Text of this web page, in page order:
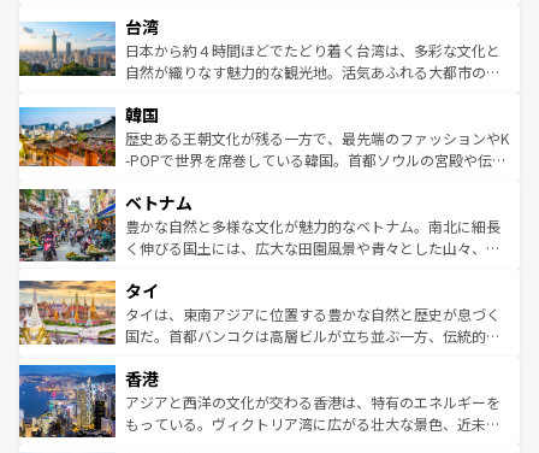
ならではの贅沢な旅のスタイルだ。 なお、新着のアメリカ
情報はコンテンツ一覧を参照してほしい。
れるおもてなしの心で訪れる人々を迎えてくれるハワイの
人々、おいしいローカルフードやハワイアンミュージッ
ク、伝統的なフラダンスなど、すべてがハワイの魅力を彩
ワイを、存分に味わってほしい。 なお、新着のハワイ情報
はコンテンツ一覧を参照してほしい。
リアリーフや大陸中央部にそびえるウルル（エアーズロッ
ク）、タスマニアの美しい原生林やケアンズの熱帯雨林な
ど、見どころがたくさん。また、カフェやワイン、オージ
いる。アクティビティも充実しており、サーフィンやダイ
ビング、ハイキングなど、アウトドア好きにはたまらな
い。オーストラリアの多彩な魅力を存分に味わいつくそ
参照してほしい。
台湾
日本から約４時間ほどでたどり着く台湾は、多彩な文化と
自然が織りなす魅力的な観光地。活気あふれる大都市の台
ン）、静ひつな山岳地帯である台湾東部など、都市の喧騒
と山間の静けさが共存しており、訪れる人に新しい発見と
驚きをもたらしてくれる。また、奥深い台湾の食文化も魅
容にもいいと評判のスイーツなど、バラエティ豊かな料理
が味わえる。 なお、新着の台湾情報は コンテンツ一覧を参
照してほしい。
韓国
歴史ある王朝文化が残る一方で、最先端のファッションやK
-POPで世界を席巻している韓国。首都ソウルの宮殿や伝統
き、地方に足を延ばせば四季折々の自然美を楽しむことが
できる。そして、キムチや焼肉、絶品のストリートフード
まで、さまざまな韓国料理が待っている。夜には、韓国な
リティに包まれながら、韓国の多彩な魅力を心ゆくまで味
わってみてほしい。 なお、新着の韓国情報はコンテンツ一
覧を参照してほしい。
ベトナム
豊かな自然と多様な文化が魅力的なベトナム。南北に細長
く伸びる国土には、広大な田園風景や青々とした山々、世
急速な発展と共に伝統が息づく。ハノイの古い町並みやホ
ーチミン市のフランス統治時代の建物も、独特の雰囲気を
醸し出している。また、バラエティの豊かさとおいしさで
とつ。フォーやバインミー、ベトナムコーヒーなどは、ぜ
ひ現地で味わいたい。どの地域を訪れてもあたたかい人々
が旅行者を迎えてくれるので、きっと忘れられない旅にな
タイ
タイは、東南アジアに位置する豊かな自然と歴史が息づく
国だ。首都バンコクは高層ビルが立ち並ぶ一方、伝統的な
の活気が交差している。北部ではチェンマイなどの山岳地
帯で自然と触れ合い、南部ではプーケットやクラビの美し
いビーチでリゾート気分を楽しむことができる。タイ料理
香港
アジアと西洋の文化が交わる香港は、特有のエネルギーを
もっている。ヴィクトリア湾に広がる壮大な景色、近未来